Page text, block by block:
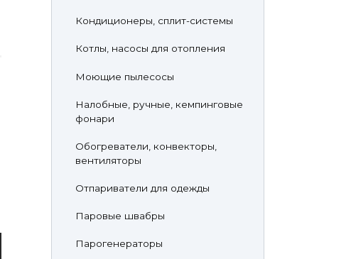
Кондиционеры, сплит-системы
Котлы, насосы для отопления
Моющие пылесосы
Налобные, ручные, кемпинговые
фонари
Обогреватели, конвекторы,
вентиляторы
Отпариватели для одежды
Паровые швабры
Парогенераторы